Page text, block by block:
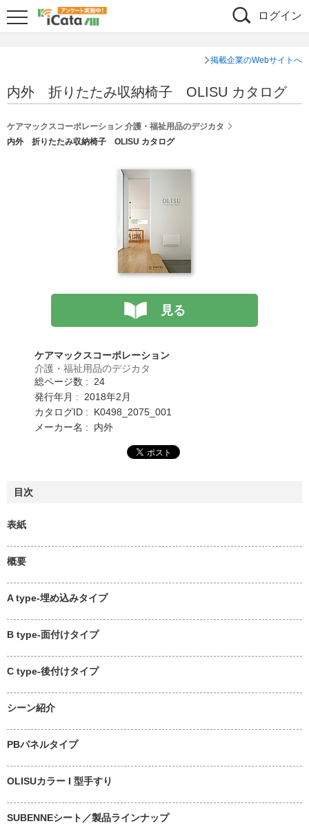
ログイン
掲載企業のWebサイトへ
内外 折りたたみ収納椅子 OLISU カタログ
ケアマックスコーポレーション 介護・福祉用品のデジカタ
内外 折りたたみ収納椅子 OLISU カタログ
見る
ケアマックスコーポレーション
介護・福祉用品のデジカタ
総ページ数 : 24
発行年月 : 2018年2月
カタログID : K0498_2075_001
メーカー名 : 内外
目次
表紙
概要
A type-埋め込みタイプ
B type-面付けタイプ
C type-後付けタイプ
シーン紹介
PBパネルタイプ
OLISUカラー I 型手すり
SUBENNEシート／製品ラインナップ